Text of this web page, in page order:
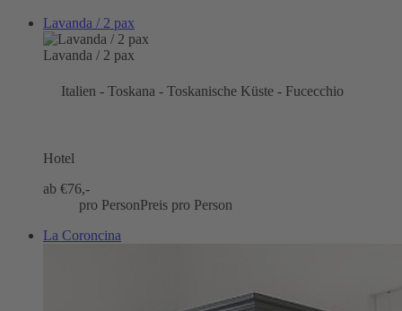
Lavanda / 2 pax
Lavanda / 2 pax
Italien - Toskana - Toskanische Küste - Fucecchio
Hotel
ab €76,-
pro PersonPreis pro Person
La Coroncina